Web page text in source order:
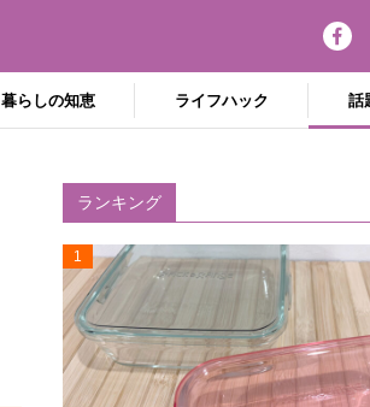
暮らしの知恵 ライフハック 話
ランキング
1